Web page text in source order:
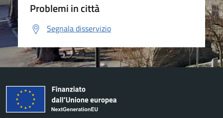
Problemi in città
Segnala disservizio